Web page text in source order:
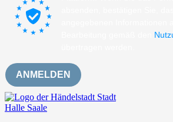
ANMELDEN